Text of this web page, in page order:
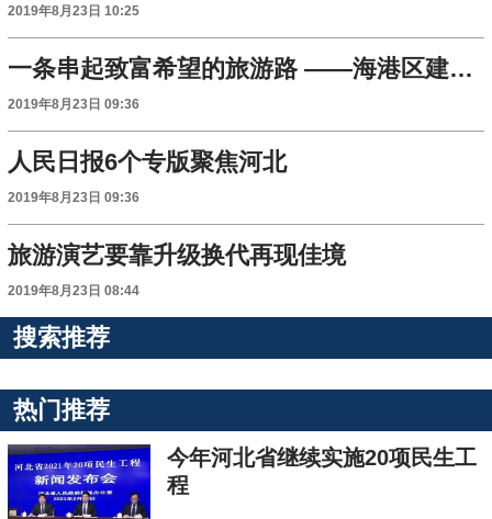
2019年8月23日 10:25
一条串起致富希望的旅游路 ——海港区建设环长城旅游公路带动沿线村庄发展记
2019年8月23日 09:36
人民日报6个专版聚焦河北
2019年8月23日 09:36
旅游演艺要靠升级换代再现佳境
2019年8月23日 08:44
搜索推荐
热门推荐
今年河北省继续实施20项民生工
程